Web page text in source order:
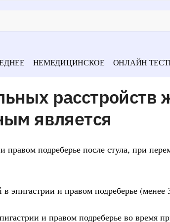
НЕМЕДИЦИНСКОЕ ОНЛАЙН
является
правом подреберье после стула, при
эпигастрии и правом подреберье (менее
и правом подреберье во время